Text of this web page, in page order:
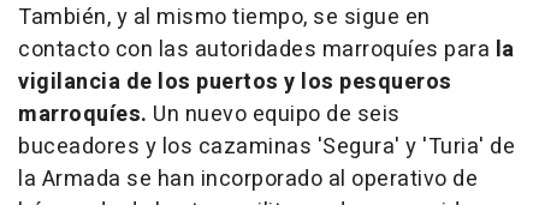
También, y al mismo tiempo, se sigue en
contacto con las autoridades marroquíes para la
vigilancia de los puertos y los pesqueros
marroquíes. Un nuevo equipo de seis
buceadores y los cazaminas 'Segura' y 'Turia' de
la Armada se han incorporado al operativo de